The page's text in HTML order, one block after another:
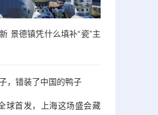
景德镇凭什么填补“瓷”主
，错装了中国的鸭子
球首发，上海这场盛会藏